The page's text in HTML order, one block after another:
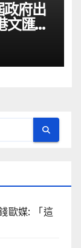
政府出
文匯網
歐媒: 「這